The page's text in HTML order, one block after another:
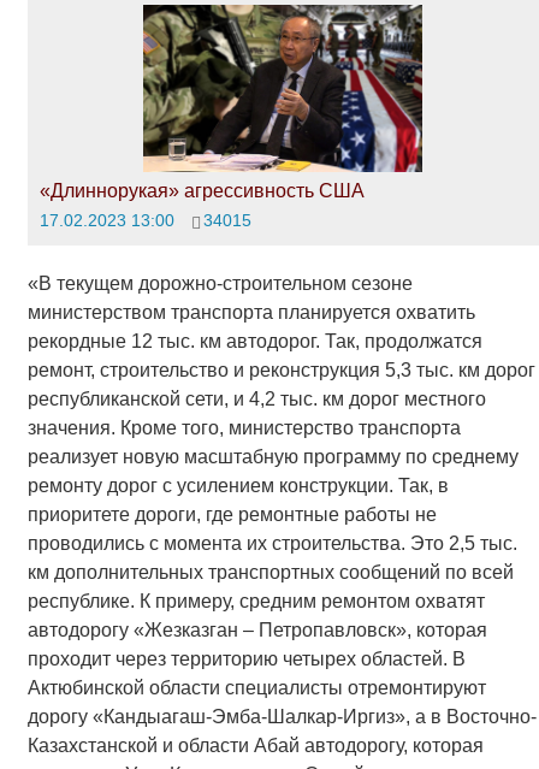
«Длиннорукая» агрессивность США
17.02.2023 13:00 34015
«В текущем дорожно-строительном сезоне
министерством транспорта планируется охватить
рекордные 12 тыс. км автодорог. Так, продолжатся
ремонт, строительство и реконструкция 5,3 тыс. км дорог
республиканской сети, и 4,2 тыс. км дорог местного
значения. Кроме того, министерство транспорта
реализует новую масштабную программу по среднему
ремонту дорог с усилением конструкции. Так, в
приоритете дороги, где ремонтные работы не
проводились с момента их строительства. Это 2,5 тыс.
км дополнительных транспортных сообщений по всей
республике. К примеру, средним ремонтом охватят
автодорогу «Жезказган – Петропавловск», которая
проходит через территорию четырех областей. В
Актюбинской области специалисты отремонтируют
дорогу «Кандыагаш-Эмба-Шалкар-Иргиз», а в Восточно-
Казахстанской и области Абай автодорогу, которая